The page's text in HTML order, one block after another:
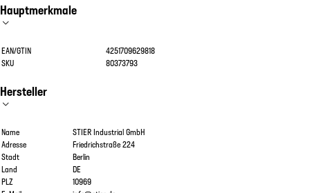
Hauptmerkmale
EAN/GTIN
4251709629818
SKU
80373793
Hersteller
Name
STIER Industrial GmbH
Adresse
Friedrichstraße 224
Stadt
Berlin
Land
DE
PLZ
10969